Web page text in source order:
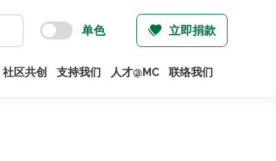
单色 立即捐款
社区共创 支持我们 人才@MC 联络我们